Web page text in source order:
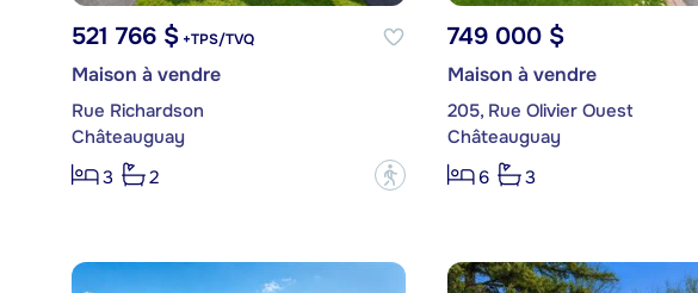
521 766 $+TPS/TVQ
Maison à vendre
Rue Richardson
Châteauguay
3
2 ?
749 000 $
Maison à vendre
205, Rue Olivier Ouest
Châteauguay
6
3